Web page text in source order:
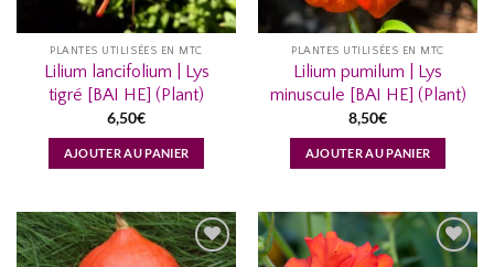
PLANTES UTILISÉES EN MTC
Lilium lancifolium | Lys
tigré [BAI HE] (Plant)
6,50€
AJOUTER AU PANIER
PLANTES UTILISÉES EN MTC
Lilium pumilum | Lys
minuscule [BAI HE] (Plant)
8,50€
AJOUTER AU PANIER